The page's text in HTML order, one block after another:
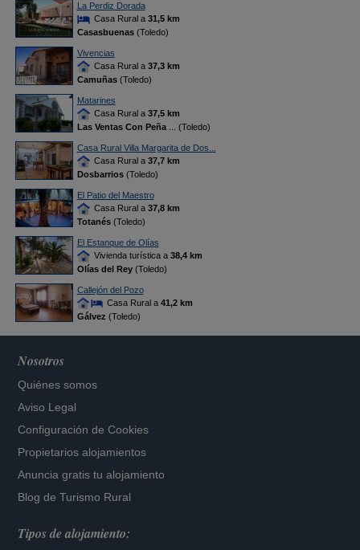
La Perdiz Dorada
Casa Rural a 31,5 km
Casasbuenas(Toledo)
Vivencias
Casa Rural a 37,3 km
Camuñas(Toledo)
Matarines
Casa Rural a 37,5 km
Las Ventas Con Peña
... (Toledo)
Casa Rural Villa Margarita de Dos...
Casa Rural a 37,7 km
Dosbarrios(Toledo)
El Patio del Maestro
Casa Rural a 37,8 km
Totanés(Toledo)
El Estanque de Olías
Vivienda turística a 38,4 km
Olías del Rey(Toledo)
Callejón del Pozo
Casa Rural a 41,2 km
Gálvez (Toledo)
Nosotros
Quiénes somos
Aviso Legal
Configuración de Cookies
Propietarios alojamientos
Anuncia gratis tu alojamiento
Blog de Turismo Rural
Tipos de alojamiento: